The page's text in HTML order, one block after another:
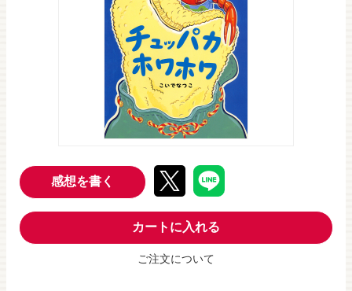
感想を書く
カートに入れる
ご注文について